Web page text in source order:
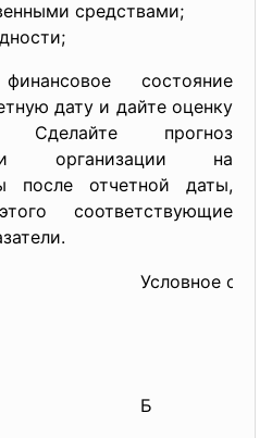
средствами;
состояние
дату и дайте оценку
прогноз
организации на
после отчетной даты,
соответствующие
Условное
Б